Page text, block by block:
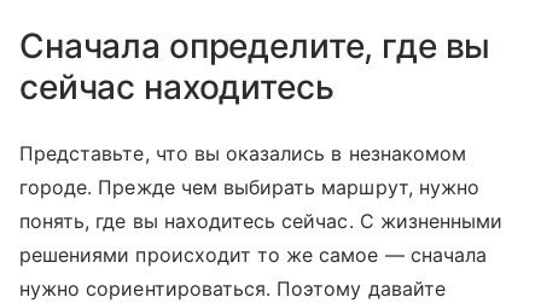
Сначала определите, где вы
сейчас находитесь
Представьте, что вы оказались в незнакомом
городе. Прежде чем выбирать маршрут, нужно
понять, где вы находитесь сейчас. С жизненными
решениями происходит то же самое — сначала
нужно сориентироваться. Поэтому давайте